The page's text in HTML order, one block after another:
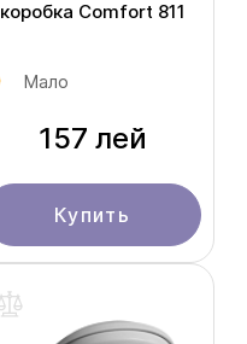
коробка Comfort 811
Мало
157 лей
Купить